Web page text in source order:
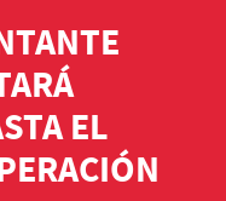
EL